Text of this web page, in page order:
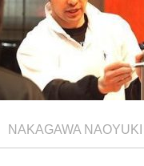
NAKAGAWA NAOYUKI